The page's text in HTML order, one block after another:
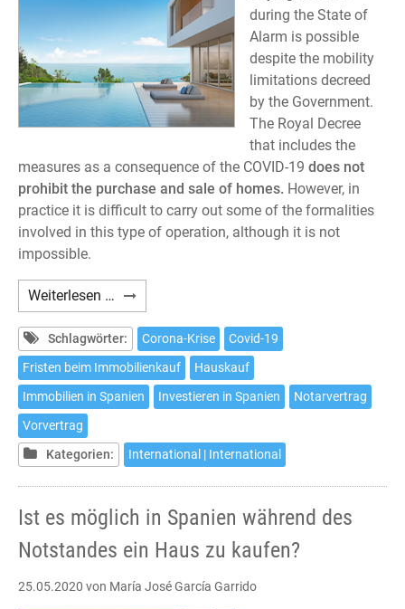
during the State of
Alarm is possible
despite the mobility
limitations decreed
by the Government.
The Royal Decree
that includes the
measures as a consequence of the COVID-19 does not
prohibit the purchase and sale of homes. However, in
practice it is difficult to carry out some of the formalities
involved in this type of operation, although it is not
impossible.
Weiterlesen … Is
it
possible
to
buy
a
in
Spain
during
the
of
Schlagwörter: Corona-Krise
Covid-19
Fristen beim Immobilienkauf
Hauskauf
Immobilien in Spanien
Investieren in Spanien
Notarvertrag
Vorvertrag
Kategorien:
International | International
Ist es möglich in Spanien während des
Notstandes ein Haus zu kaufen?
25.05.2020 von María José García Garrido